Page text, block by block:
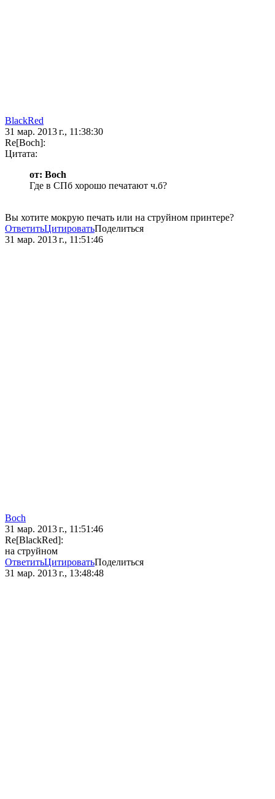
BlackRed
31 мар. 2013 г., 11:38:30
Re[Boch]:
Цитата:
от: Boch
Где в СПб хорошо печатают ч.б?
Вы хотите мокрую печать или на струйном принтере?
ОтветитьЦитироватьПоделиться
31 мар. 2013 г., 11:51:46
Boch
31 мар. 2013 г., 11:51:46
Re[BlackRed]:
на струйном
ОтветитьЦитироватьПоделиться
31 мар. 2013 г., 13:48:48